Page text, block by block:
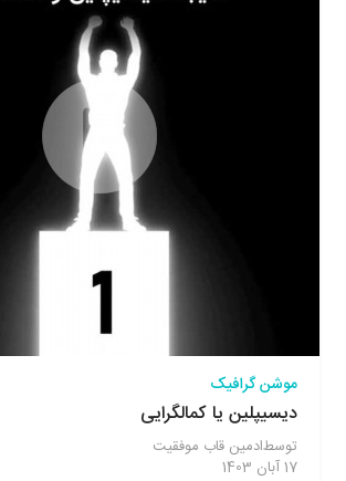
موشن گرافیک
دیسیپلین یا کمالگرایی
توسطادمین قاب موفقیت
17 آبان 1403